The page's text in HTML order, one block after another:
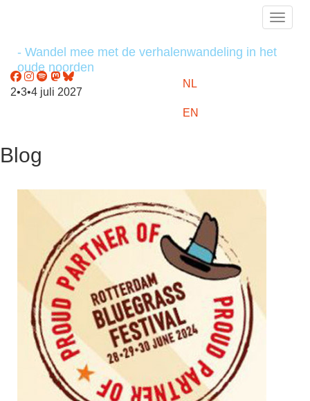
- Wandel mee met de verhalenwandeling in het
oude noorden
2•3•4 juli 2027
NL
EN
Blog